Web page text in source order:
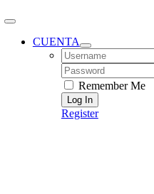
CUENTA
Username:
Password:
Remember Me
Register